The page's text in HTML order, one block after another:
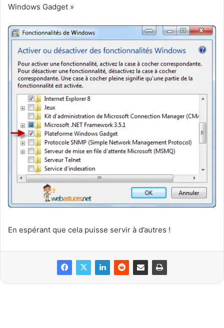
Windows Gadget »
En espérant que cela puisse servir à d’autres !